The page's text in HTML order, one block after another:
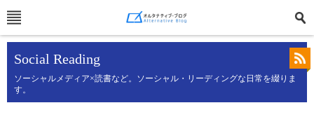
Social Reading
ソーシャルメディア×読書など。ソーシャル・リーディングな日常を綴りま
す。